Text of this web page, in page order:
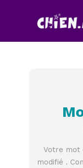
Votre mot
modifié .